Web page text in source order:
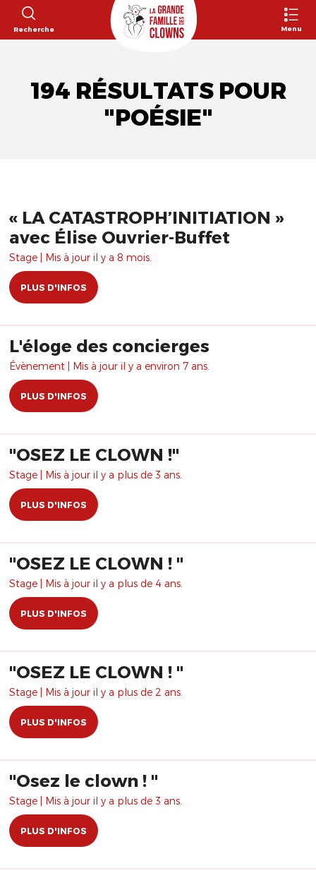
Recherche Menu
194 RÉSULTATS POUR
"POÉSIE"
« LA CATASTROPH’INITIATION »
avec Élise Ouvrier-Buffet
Stage | Mis à jour il y a 8 mois.
PLUS D'INFOS
L'éloge des concierges
Évènement | Mis à jour il y a environ 7 ans.
PLUS D'INFOS
​"OSEZ LE CLOWN !"
Stage | Mis à jour il y a plus de 3 ans.
PLUS D'INFOS
"OSEZ LE CLOWN ! "
Stage | Mis à jour il y a plus de 4 ans.
PLUS D'INFOS
"OSEZ LE CLOWN ! "
Stage | Mis à jour il y a plus de 2 ans.
PLUS D'INFOS
"Osez le clown ! "
Stage | Mis à jour il y a plus de 3 ans.
PLUS D'INFOS